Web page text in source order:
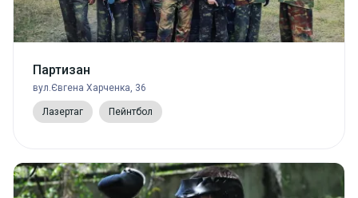
Партизан
вул.Євгена Харченка, 36
Лазертаг Пейнтбол